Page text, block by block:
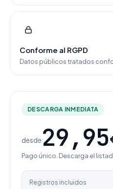
Conforme al RGPD
Datos públicos tratados
DESCARGA INMEDIATA
desde 29,95
Pago único. Descarga el
Registros incluidos